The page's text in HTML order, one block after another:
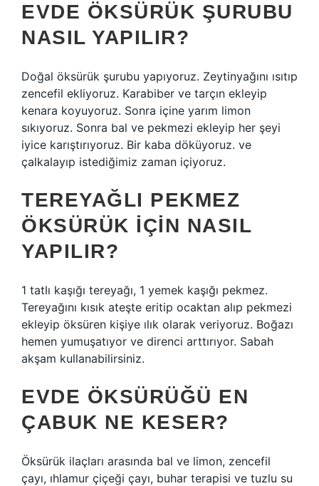
EVDE ÖKSÜRÜK ŞURUBU
NASIL YAPILIR?
Doğal öksürük şurubu yapıyoruz. Zeytinyağını ısıtıp
zencefil ekliyoruz. Karabiber ve tarçın ekleyip
kenara koyuyoruz. Sonra içine yarım limon
sıkıyoruz. Sonra bal ve pekmezi ekleyip her şeyi
iyice karıştırıyoruz. Bir kaba döküyoruz. ve
çalkalayıp istediğimiz zaman içiyoruz.
TEREYAĞLI PEKMEZ
ÖKSÜRÜK IÇIN NASIL
YAPILIR?
1 tatlı kaşığı tereyağı, 1 yemek kaşığı pekmez.
Tereyağını kısık ateşte eritip ocaktan alıp pekmezi
ekleyip öksüren kişiye ılık olarak veriyoruz. Boğazı
hemen yumuşatıyor ve direnci arttırıyor. Sabah
akşam kullanabilirsiniz.
EVDE ÖKSÜRÜĞÜ EN
ÇABUK NE KESER?
Öksürük ilaçları arasında bal ve limon, zencefil
çayı, ıhlamur çiçeği çayı, buhar terapisi ve tuzlu su